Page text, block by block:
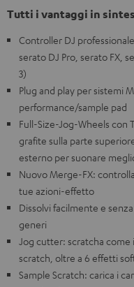
Tutti i vantaggi in
Controller DJ
serato DJ Pro, serato FX,
3)
Plug and play per sistemi
performance/sample pad
Full-Size-Jog-Wheels con
grafite sulla parte
esterno per suonare
Nuovo Merge-FX:
tue azioni-effetto
Dissolvi facilmente e
generi
Jog cutter: scratcha come
scratch, oltre a 6 effetti
Sample Scratch: carica i